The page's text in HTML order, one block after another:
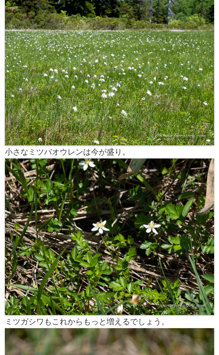
小さなミツバオウレンは今が盛り。
ミツガシワもこれからもっと増えるでしょう。